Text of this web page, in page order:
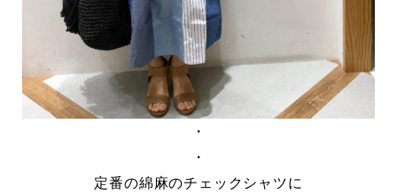
・
・
定番の綿麻のチェックシャツに